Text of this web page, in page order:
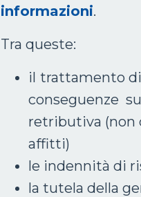
informazioni.
Tra queste:
il trattamento di
conseguenze
retributiva (non
affitti)
le indennità di
la tutela della